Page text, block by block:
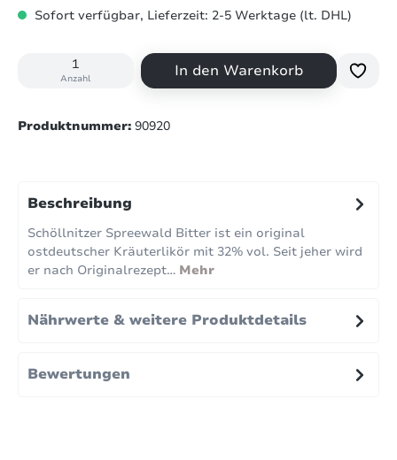
Sofort verfügbar, Lieferzeit: 2-5 Werktage (lt. DHL)
Anzahl In den Warenkorb
Produktnummer: 90920
Beschreibung
Schöllnitzer Spreewald Bitter ist ein original
ostdeutscher Kräuterlikör mit 32% vol. Seit jeher wird
er nach Originalrezept… Mehr
Nährwerte & weitere Produktdetails
Bewertungen